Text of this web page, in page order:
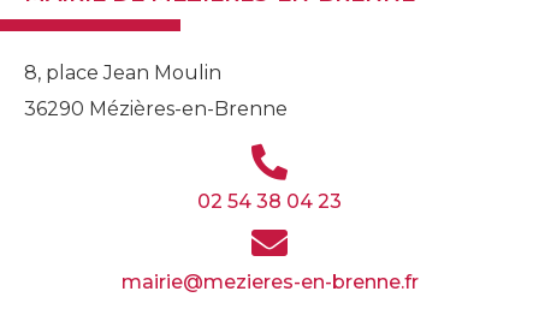
8, place Jean Moulin
36290 Mézières-en-Brenne
02 54 38 04 23
mairie@mezieres-en-brenne.fr